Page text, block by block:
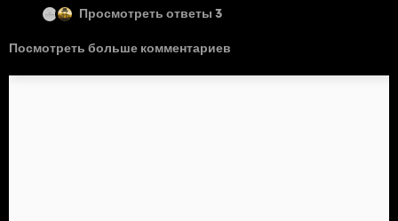
Просмотреть ответы 3
Посмотреть больше комментариев